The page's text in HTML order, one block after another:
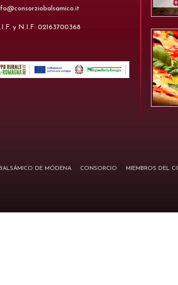
y N.I.F: 02163700368
DE MÓDENA CONSORCIO MIEMBROS DEL